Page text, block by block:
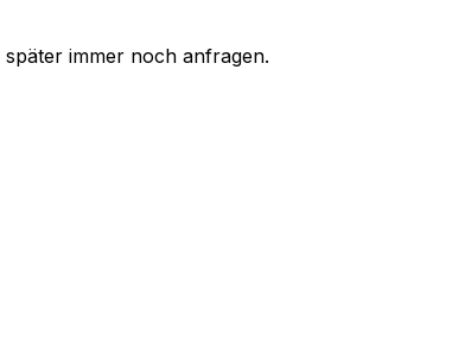
immer noch anfragen.